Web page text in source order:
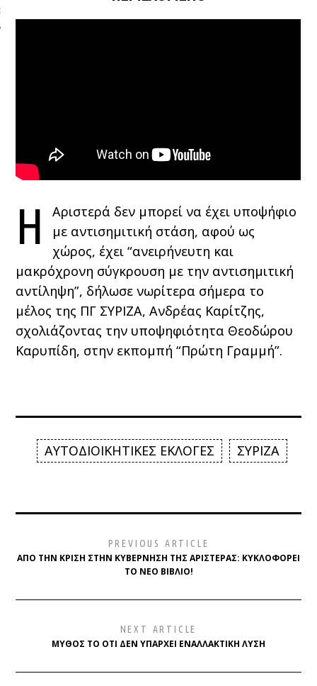
Η
Αριστερά δεν μπορεί να έχει υποψήφιο
με αντισημιτική στάση, αφού ως
χώρος, έχει “ανειρήνευτη και
μακρόχρονη σύγκρουση με την αντισημιτική
αντίληψη”, δήλωσε νωρίτερα σήμερα το
μέλος της ΠΓ ΣΥΡΙΖΑ, Ανδρέας Καρίτζης,
σχολιάζοντας την υποψηφιότητα Θεοδώρου
Καρυπίδη, στην εκπομπή “Πρώτη Γραμμή”.
ΑΥΤΟΔΙΟΙΚΗΤΙΚΕΣ ΕΚΛΟΓΕΣ ΣΥΡΙΖΑ
PREVIOUS ARTICLE
ΑΠΌ ΤΗΝ ΚΡΊΣΗ ΣΤΗΝ ΚΥΒΈΡΝΗΣΗ ΤΗΣ ΑΡΙΣΤΕΡΆΣ: ΚΥΚΛΟΦΟΡΕΊ
ΤΟ ΝΈΟ ΒΙΒΛΊΟ!
NEXT ARTICLE
ΜΎΘΟΣ ΤΟ ΌΤΙ ΔΕΝ ΥΠΆΡΧΕΙ ΕΝΑΛΛΑΚΤΙΚΉ ΛΎΣΗ